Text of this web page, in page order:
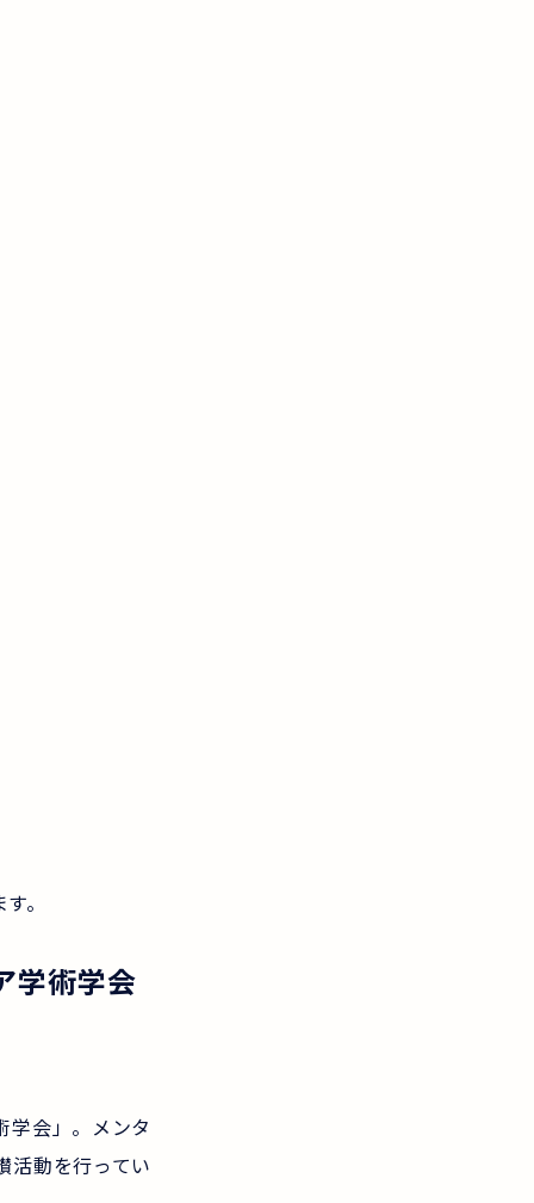
。
学術学会
学会」。メンタ
活動を行ってい